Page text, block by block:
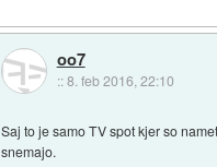
oo7
::8. feb 2016, 22:10
Saj to je samo TV spot kjer so
snemajo.